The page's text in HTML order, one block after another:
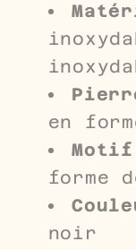
en
forme
noir